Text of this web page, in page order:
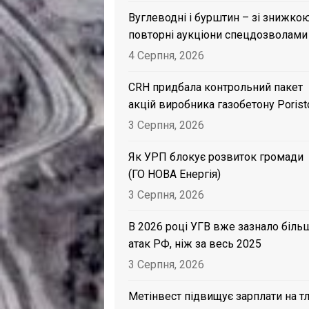
Вуглеводні і бурштин – зі
повторні аукціони спецдозволами
4 Серпня, 2026
CRH придбала контрольний пакет
акцій виробника газобетону
3 Серпня, 2026
Як УРП блокує розвиток громади
(ГО НОВА Енергія)
3 Серпня, 2026
В 2026 році УГВ вже зазнало
атак РФ, ніж за весь 2025
3 Серпня, 2026
Метінвест підвищує зарплати на